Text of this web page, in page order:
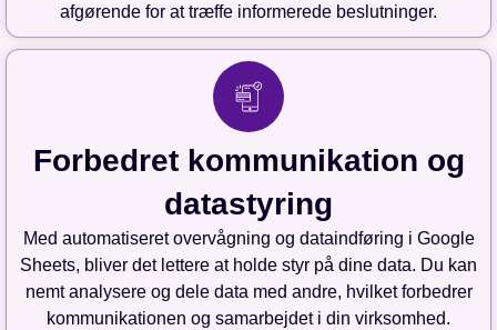
afgørende for at træffe informerede beslutninger.
Forbedret kommunikation og
datastyring
Med automatiseret overvågning og dataindføring i Google
Sheets, bliver det lettere at holde styr på dine data. Du kan
nemt analysere og dele data med andre, hvilket forbedrer
kommunikationen og samarbejdet i din virksomhed.